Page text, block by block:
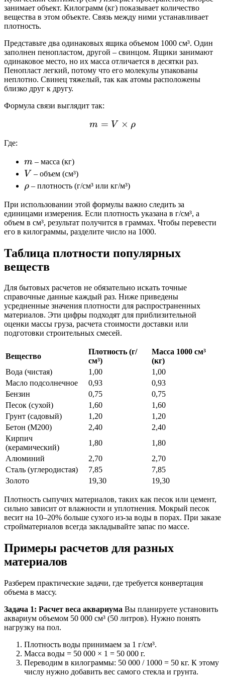
занимает объект. Килограмм (кг) показывает количество
вещества в этом объекте. Связь между ними устанавливает
плотность.
Представьте два одинаковых ящика объемом 1000 см³. Один
заполнен пенопластом, другой – свинцом. Ящики занимают
одинаковое место, но их масса отличается в десятки раз.
Пенопласт легкий, потому что его молекулы упакованы
неплотно. Свинец тяжелый, так как атомы расположены
близко друг к другу.
Формула связи выглядит так:
m = V \times \rho
m = V × ρ
Где:
m
m – масса (кг)
V
V – объем (см³)
\rho
ρ – плотность (г/см³ или кг/м³)
При использовании этой формулы важно следить за
единицами измерения. Если плотность указана в г/см³, а
объем в см³, результат получится в граммах. Чтобы перевести
его в килограммы, разделите число на 1000.
Таблица плотности популярных
веществ
Для бытовых расчетов не обязательно искать точные
справочные данные каждый раз. Ниже приведены
усредненные значения плотности для распространенных
материалов. Эти цифры подходят для приблизительной
оценки массы груза, расчета стоимости доставки или
подготовки строительных смесей.
Вещество
Плотность (г/
см³)
Масса 1000 см³
(кг)
Вода (чистая)
1,00
1,00
Масло подсолнечное
0,93
0,93
Бензин
0,75
0,75
Песок (сухой)
1,60
1,60
Грунт (садовый)
1,20
1,20
Бетон (М200)
2,40
2,40
Кирпич
(керамический)
1,80
1,80
Алюминий
2,70
2,70
Сталь (углеродистая)
7,85
7,85
Золото
19,30 19,30
Плотность сыпучих материалов, таких как песок или цемент,
сильно зависит от влажности и уплотнения. Мокрый песок
весит на 10–20% больше сухого из-за воды в порах. При заказе
стройматериалов всегда закладывайте запас по массе.
Примеры расчетов для разных
материалов
Разберем практические задачи, где требуется конвертация
объема в массу.
Задача 1: Расчет веса аквариума Вы планируете установить
аквариум объемом 50 000 см³ (50 литров). Нужно понять
нагрузку на пол.
Плотность воды принимаем за 1 г/см³.
Масса воды = 50 000 × 1 = 50 000 г.
Переводим в килограммы: 50 000 / 1000 = 50 кг. К этому
числу нужно добавить вес самого стекла и грунта.